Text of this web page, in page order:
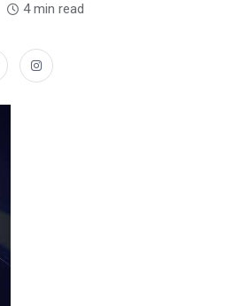
4 min read